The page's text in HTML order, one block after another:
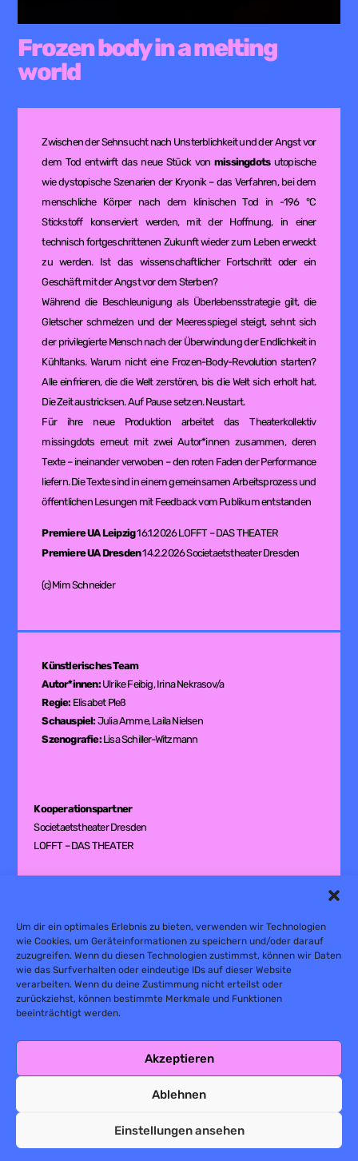
Um dir ein optimales Erlebnis zu bieten, verwenden wir Technologien
wie Cookies, um Geräteinformationen zu speichern und/oder darauf
zuzugreifen. Wenn du diesen Technologien zustimmst, können wir Daten
wie das Surfverhalten oder eindeutige IDs auf dieser Website
verarbeiten. Wenn du deine Zustimmung nicht erteilst oder
zurückziehst, können bestimmte Merkmale und Funktionen
beeinträchtigt werden.
Akzeptieren
Ablehnen
Einstellungen ansehen
Frozen body in a melting
world
Zwischen der Sehnsucht nach Unsterblichkeit und der Angst vor
dem Tod entwirft das neue Stück von missingdotsutopische
wie dystopische Szenarien der Kryonik – das Verfahren, bei dem
menschliche Körper nach dem klinischen Tod in -196 °C
Stickstoff konserviert werden, mit der Hoffnung, in einer
technisch fortgeschrittenen Zukunft wieder zum Leben erweckt
zu werden. Ist das wissenschaftlicher Fortschritt oder ein
Geschäft mit der Angst vor dem Sterben?
Während die Beschleunigung als Überlebensstrategie gilt, die
Gletscher schmelzen und der Meeresspiegel steigt, sehnt sich
der privilegierte Mensch nach der Überwindung der Endlichkeit in
Kühltanks. Warum nicht eine Frozen-Body-Revolution starten?
Alle einfrieren, die die Welt zerstören, bis die Welt sich erholt hat.
Die Zeit austricksen. Auf Pause setzen. Neustart.
Für ihre neue Produktion arbeitet das Theaterkollektiv
missingdots erneut mit zwei Autor*innen zusammen, deren
Texte – ineinander verwoben – den roten Faden der Performance
liefern. Die Texte sind in einem gemeinsamen Arbeitsprozess und
öffentlichen Lesungen mit Feedback vom Publikum entstanden
Premiere UA Leipzig16.1.2026 LOFFT – DAS THEATER
Premiere UA Dresden14.2.2026 Societaetstheater Dresden
(c) Mim Schneider
Künstlerisches Team
Autor*innen: Ulrike Feibig,Irina Nekrasov/a
Regie: Elisabet Pleß
Schauspiel: Julia Amme,Laila Nielsen
Szenografie: Lisa Schiller-Witzmann
Kooperationspartner
Societaetstheater Dresden
LOFFT – DAS THEATER
Kulturstiftung des Freistaates Sachsen
Amt für Kultur und Denkmalschutz Dresden
Gastspiel
Kulturstiftung des Freistaates Sachsen
Stadt Marburg